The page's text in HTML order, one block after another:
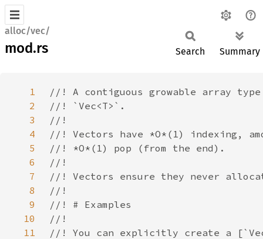
alloc/vec/
mod.rs Search Summary
1
2
3
4
5
6
7
8
9
10
11